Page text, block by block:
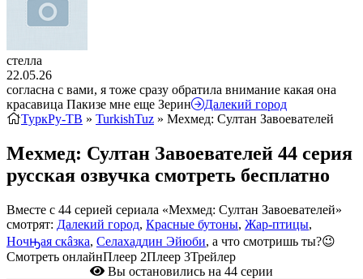
стелла
22.05.26
согласна с вами, я тоже сразу обратила внимание какая она
красавица Пакизе мне еще Зерин
Далекий город
ТуркРу-ТВ » TurkishTuz » Мехмед: Султан Завоевателей
Мехмед: Султан Завоевателей 44 серия
русская озвучка смотреть бесплатно
Вместе с 44 серией сериала «Мехмед: Султан Завоевателей»
смотрят: Далекий город, Красные бутоны, Жар-птицы,
Ночԣая скâзка, Селахаддин Эйюби, а что смотришь ты?😉
Смотреть онлайнПлеер 2Плеер 3Трейлер
Вы остановились на 44 серии